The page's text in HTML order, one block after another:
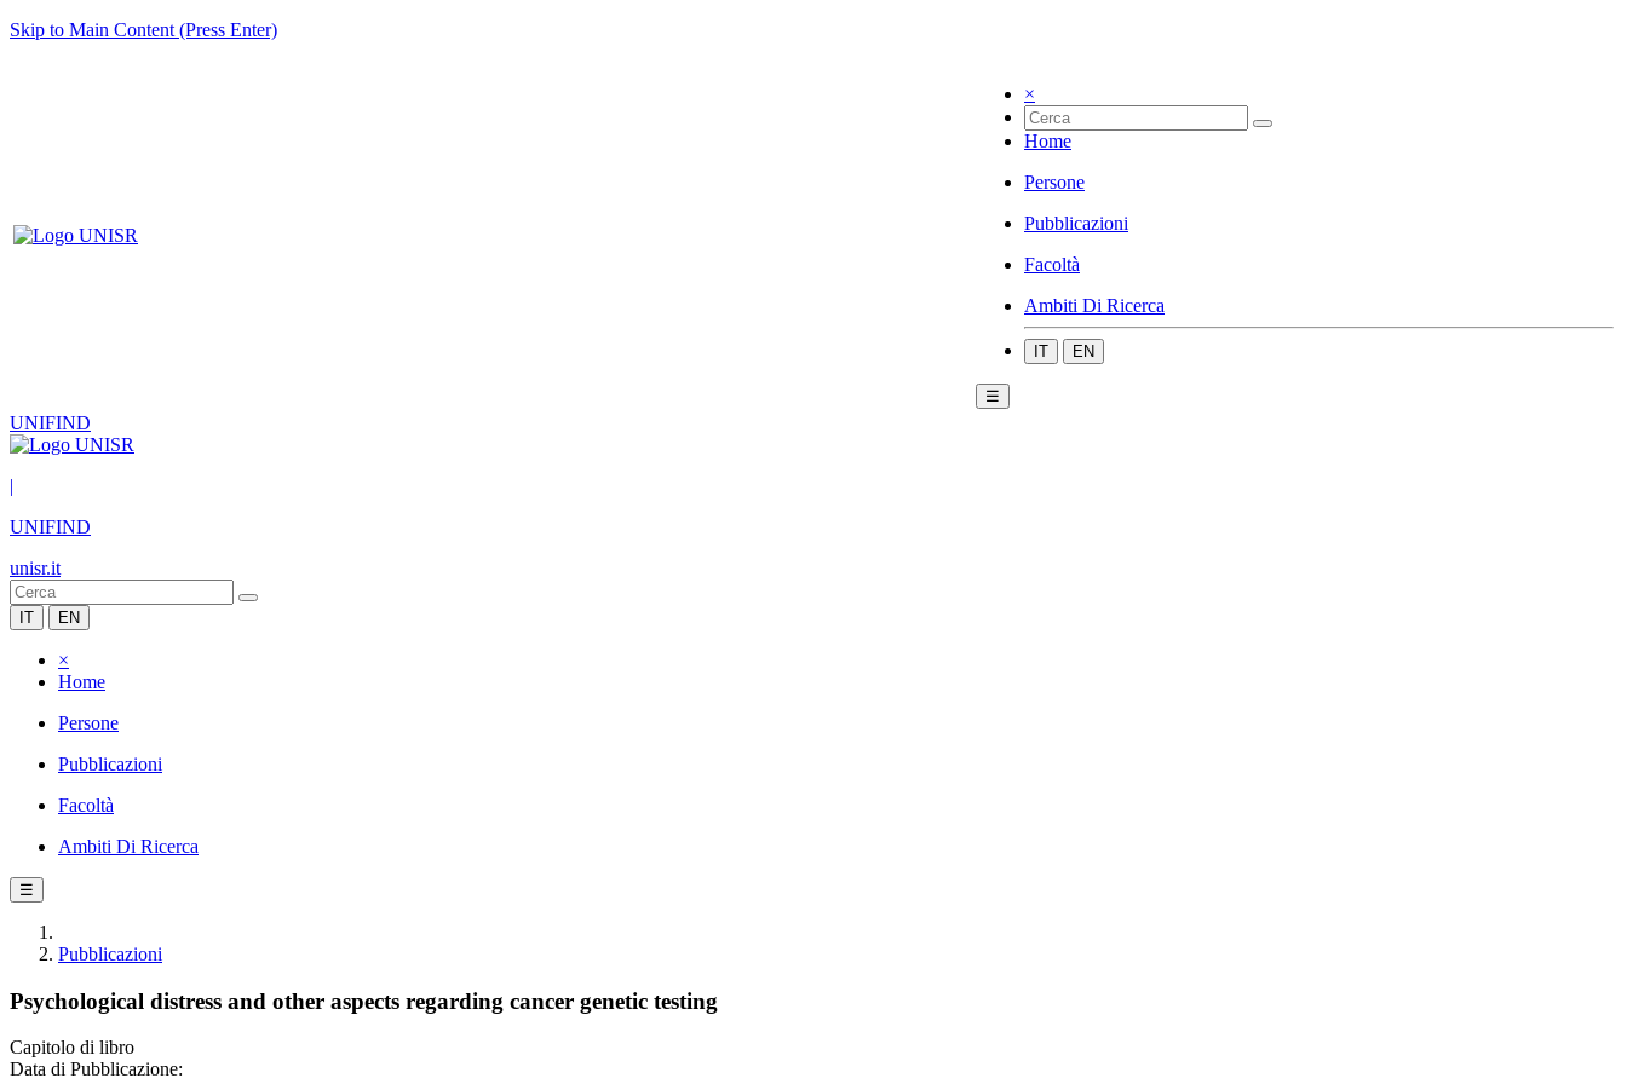
Skip to Main Content (Press Enter)
×
Home
Persone
Pubblicazioni
Facoltà
Ambiti Di Ricerca
IT EN
☰
UNIFIND
|
UNIFIND
unisr.it
IT EN
×
Home
Persone
Pubblicazioni
Facoltà
Ambiti Di Ricerca
☰
Pubblicazioni
Psychological distress and other aspects regarding cancer genetic testing
Capitolo di libro
Data di Pubblicazione: